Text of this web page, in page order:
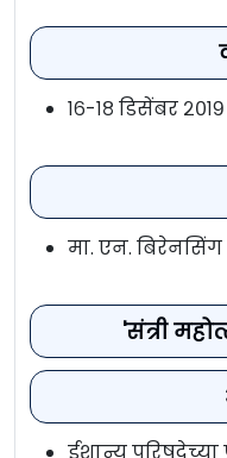
१६-१८ डिसेंबर
मा. एन.
'संत्री